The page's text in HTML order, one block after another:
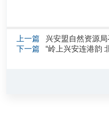
上一篇
下一篇